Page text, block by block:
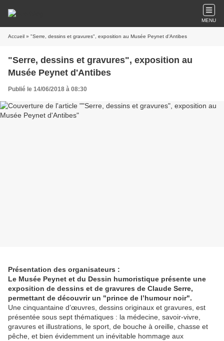
MENU
Accueil » "Serre, dessins et gravures", exposition au Musée Peynet d'Antibes
"Serre, dessins et gravures", exposition au
Musée Peynet d'Antibes
Publié le 14/06/2018 à 08:30
Présentation des organisateurs :
Le Musée Peynet et du Dessin humoristique présente une
exposition de dessins et de gravures de Claude Serre,
permettant de découvrir un "prince de l’humour noir".
Une cinquantaine d’œuvres, dessins originaux et gravures, est
présentée sous sept thématiques : la médecine, savoir-vivre,
gravures et illustrations, le sport, de bouche à oreille, chasse et
pêche, et bien évidemment un inévitable hommage aux